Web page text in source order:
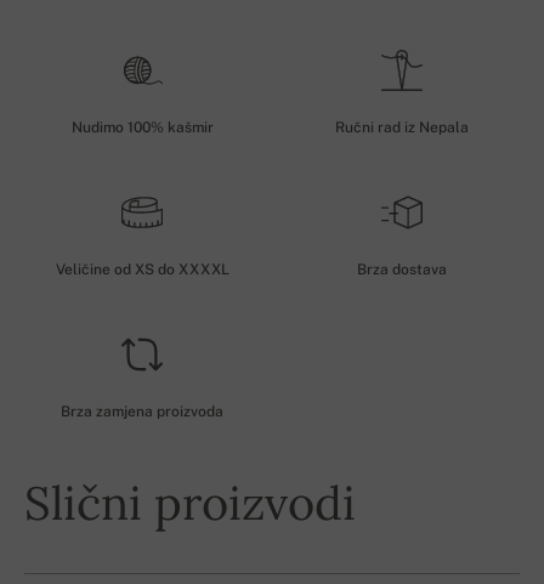
Nudimo 100% kašmir Ručni rad iz Nepala
Veličine od XS do XXXXL Brza dostava
Brza zamjena proizvoda
Slični proizvodi